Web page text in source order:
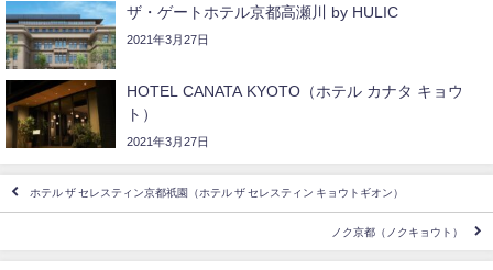
ザ・ゲートホテル京都高瀬川 by HULIC
2021年3月27日
HOTEL CANATA KYOTO（ホテル カナタ キョウ
ト）
2021年3月27日
ホテル ザ セレスティン京都祇園（ホテル ザ セレスティン キョウトギオン）
ノク京都（ノクキョウト）